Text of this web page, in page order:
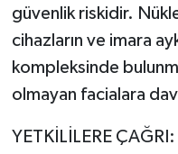
güvenlik riskidir.
cihazların ve imara
kompleksinde
olmayan facialara
YETKİLİLERE